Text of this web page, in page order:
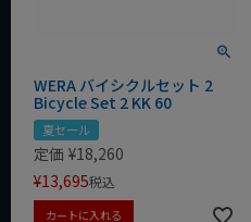
WERA バイシクルセット 2
Bicycle Set 2 KK 60
夏セール
定価 ¥18,260
¥13,695税込
カートに入れる